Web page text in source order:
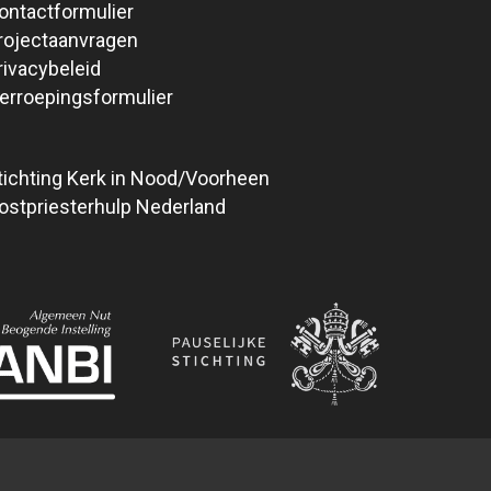
Kerk in Nood/Voorheen
Nederland